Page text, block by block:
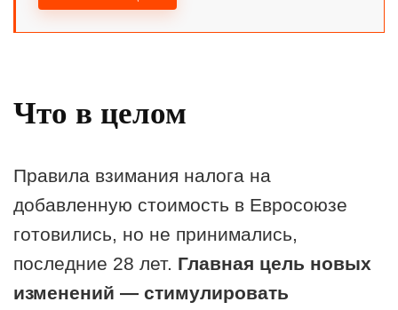
Что в целом
Правила взимания налога на
добавленную стоимость в Евросоюзе
готовились, но не принимались,
последние 28 лет. Главная цель новых
изменений — стимулировать